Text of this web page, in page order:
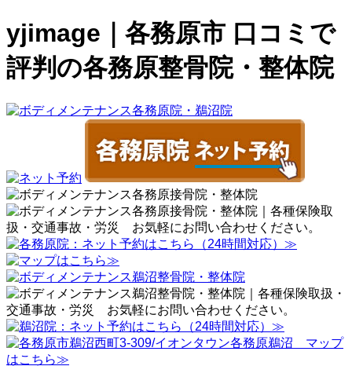
yjimage｜各務原市 口コミで
評判の各務原整骨院・整体院